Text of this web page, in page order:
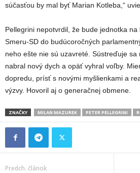
súčasťou by mal byť Marian Kotleba,“
Pellegrini nepotvrdil, že bude jednotka
Smeru-SD do budúcoročných
neho ešte nie sú uzavreté. Sústreďuje sa
nabral nový dych a opäť vyhral voľby.
dopredu, prísť s novými myšlienkami a
výzvy. Hovoril aj o generačnej obmene.
ZNAČKY MILAN MAZUREK PETER PELLEGRINI
Predch. článok